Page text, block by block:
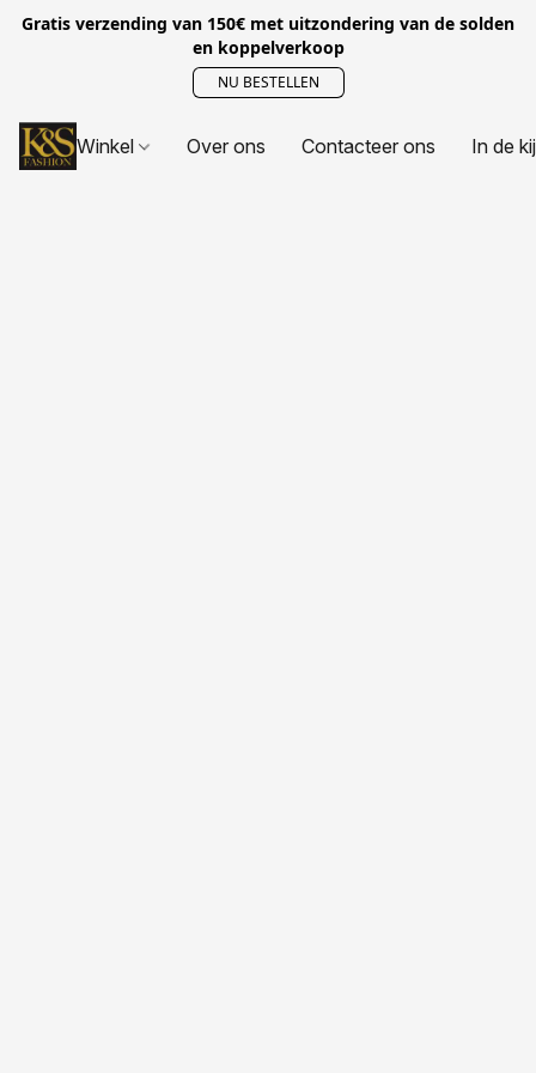
Gratis verzending van 150€ met uitzondering van de solden
en koppelverkoop
NU BESTELLEN
Winkel Over ons Contacteer ons In de